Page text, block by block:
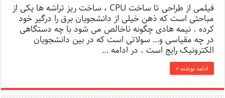
فیلمی از طراحی تا ساخت CPU ، ساخت ریز تراشه ها یکی از
مباحثی است که ذهن خیلی از دانشجویان برق را درگیر خود
کرده . نیمه هادی چگونه ناخالص می شود با چه دستگاهی
در چه مقیاسی و… سولاتی است که در بین دانشجویان
الکترونیک رایج است . در ادامه …
ادامه نوشته »